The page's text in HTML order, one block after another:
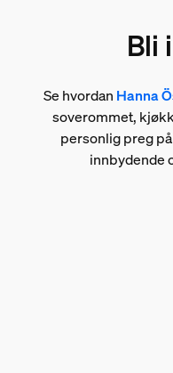
Bli
Se hvordan Hanna
soverommet,
personlig preg
innbydende